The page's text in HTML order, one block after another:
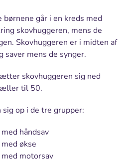
går i en kreds med
skovhuggeren, mens de
Skovhuggeren er i midten af
saver mens de synger.
skovhuggeren sig ned
til 50.
op i de tre grupper:
håndsav
økse
motorsav